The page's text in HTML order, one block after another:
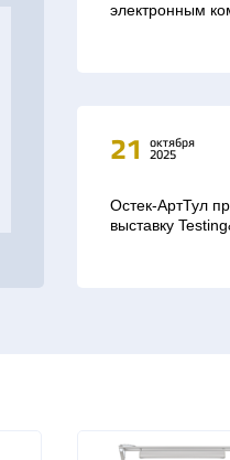
электронным
21
октября
2025
Остек-АртТул
выставку